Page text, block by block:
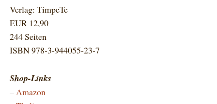
Verlag: TimpeTe
EUR 12,90
244 Seiten
ISBN 978-3-944055-23-7
Shop-Links
– Amazon